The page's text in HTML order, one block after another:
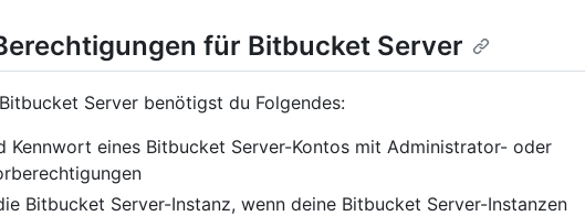
für Bitbucket Server
Server benötigst du Folgendes:
Kennwort eines Bitbucket Server-Kontos mit Administrator- oder
Bitbucket Server-Instanz, wenn deine Bitbucket Server-Instanzen